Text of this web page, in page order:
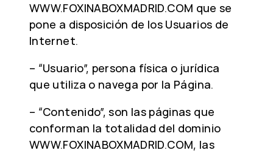
WWW.FOXINABOXMADRID.COM que se
pone a disposición de los Usuarios de
Internet.
– “Usuario”, persona física o jurídica
que utiliza o navega por la Página.
– “Contenido”, son las páginas que
conforman la totalidad del dominio
WWW.FOXINABOXMADRID.COM, las